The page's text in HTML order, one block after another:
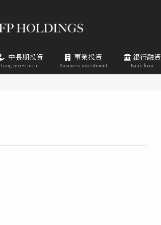
中長期投資
Long investment
事業投資
Business investment
銀行融資
Bank loan